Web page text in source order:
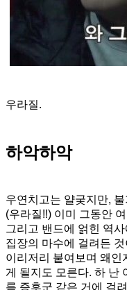
우라질.
하악하악
우연치고는 얄궂지만,
(우라질!!) 이미 그동안
그리고 밴드에 얽힌 역
집장의 마수에 걸려든
이리저리 붙여보며 왜인
게 될지도 모른다. 하 난
름 증후군 같은 거에 걸